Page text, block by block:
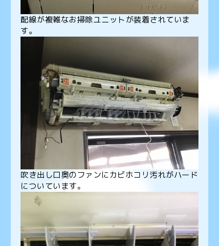
配線が複雑なお掃除ユニットが装着されていま
す。
吹き出し口奥のファンにカビホコリ汚れがハード
についています。